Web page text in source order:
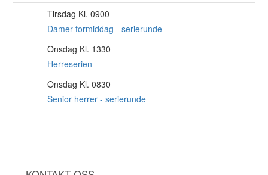
Tirsdag Kl. 0900
Damer formiddag - serierunde
Onsdag Kl. 1330
Herreserien
Onsdag Kl. 0830
Senior herrer - serierunde